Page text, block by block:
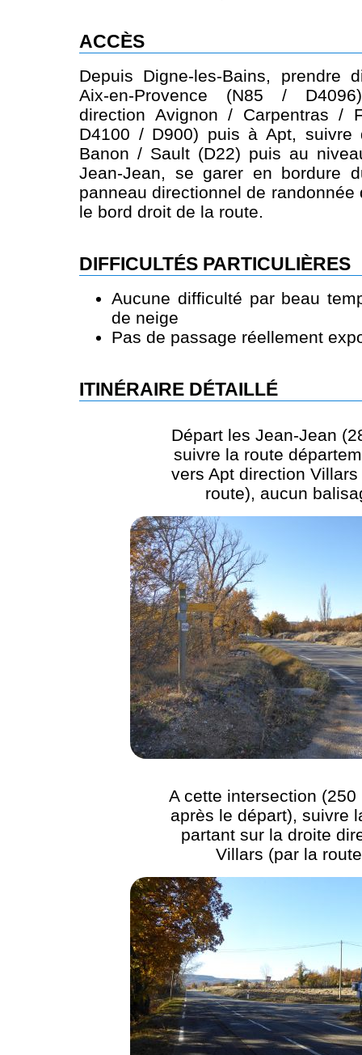
ACCÈS
Depuis Digne-les-Bains, prendre
Aix-en-Provence (N85 /
direction Avignon / Carpentras /
D4100 / D900) puis à Apt, suivre
Banon / Sault (D22) puis au
Jean-Jean, se garer en bordure
panneau directionnel de randonnée
le bord droit de la route.
DIFFICULTÉS PARTICULIÈRES
Aucune difficulté par beau
de neige
Pas de passage réellement
ITINÉRAIRE DÉTAILLÉ
Départ les Jean-Jean
suivre la route
vers Apt direction Villars
route), aucun
A cette intersection (250
après le départ), suivre
partant sur la droite
Villars (par la